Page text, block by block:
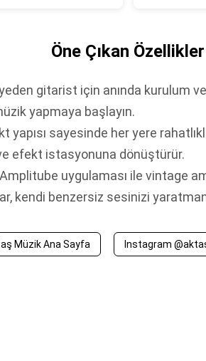
Öne Çıkan Özellikler
gitarist için anında kurulum ve
yapmaya başlayın.
yapısı sayesinde her yere
efekt istasyonuna dönüştürür.
Amplitube uygulaması ile vintage
kendi benzersiz sesinizi
Müzik Ana Sayfa Instagram